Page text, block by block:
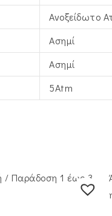
Ανοξείδωτο
Ασημί
Ασημί
5Atm
/ Παράδoση 1 έως 3